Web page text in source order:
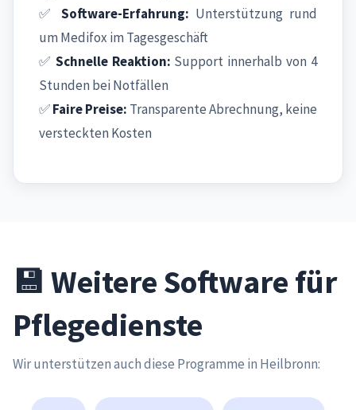
✅ Software-Erfahrung: Unterstützung rund
um Medifox im Tagesgeschäft
✅ Schnelle Reaktion: Support innerhalb von 4
Stunden bei Notfällen
✅Faire Preise: Transparente Abrechnung, keine
versteckten Kosten
💾 Weitere Software für
Pflegedienste
Wir unterstützen auch diese Programme in Heilbronn: